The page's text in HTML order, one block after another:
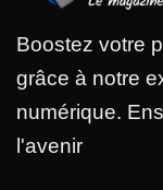
Boostez votre
grâce à notre
numérique.
l'avenir